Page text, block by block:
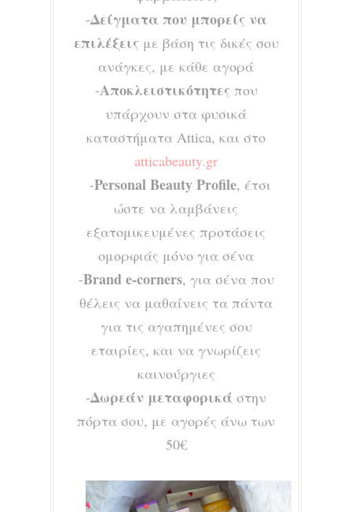
-Δείγματα που μπορείς να
επιλέξεις με βάση τις δικές σου
ανάγκες, με κάθε αγορά
-Αποκλειστικότητες που
υπάρχουν στα φυσικά
καταστήματα Attica, και στο
atticabeauty.gr
-Personal BeautyProfile, έτσι
ώστε να λαμβάνεις
εξατομικευμένες προτάσεις
ομορφιάς μόνο για σένα
-Brand e-corners, για σένα που
θέλεις να μαθαίνεις τα πάντα
για τις αγαπημένες σου
εταιρίες, και να γνωρίζεις
καινούργιες
-Δωρεάν μεταφορικά στην
πόρτα σου, με αγορές άνω των
50€